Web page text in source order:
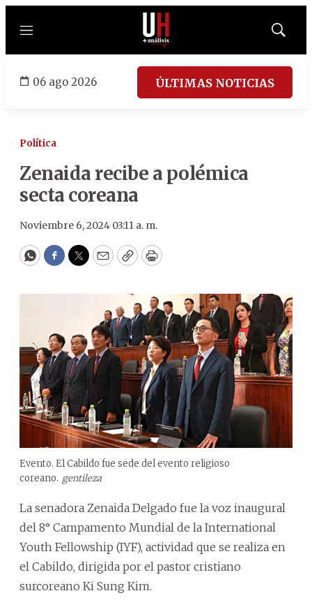
Menú
Mostrar
06 ago 2026 ÚLTIMAS NOTICIAS
Política
Zenaida recibe a polémica
secta coreana
Noviembre 6, 2024 03:11 a. m.
WhatsApp
Facebook
Twitter
EmailCopyPrint
Evento. El Cabildo fue sede del evento religioso
coreano. gentileza
La senadora Zenaida Delgado fue la voz inaugural
del 8° Campamento Mundial de la International
Youth Fellowship (IYF), actividad que se realiza en
el Cabildo, dirigida por el pastor cristiano
surcoreano Ki Sung Kim.